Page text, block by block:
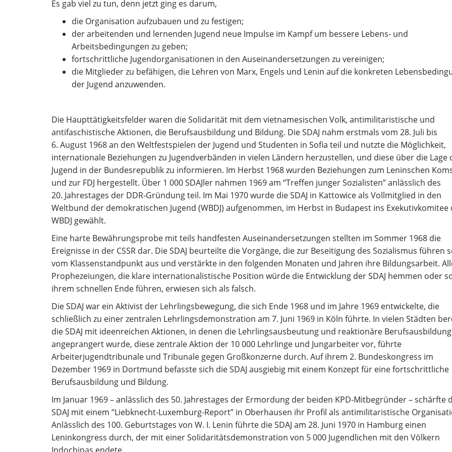
Es gab viel zu tun, denn jetzt ging es darum,
die Organisation aufzubauen und zu festigen;
der arbeitenden und lernenden Jugend neue Impulse im Kampf um bessere Lebens- und
Arbeitsbedingungen zu geben;
fortschrittliche Jugendorganisationen in den Auseinandersetzungen zu vereinigen;
die Mitglieder zu befähigen, die Lehren von Marx, Engels und Lenin auf die konkreten
der Jugend anzuwenden.
Die Haupttätigkeitsfelder waren die Solidarität mit dem vietnamesischen Volk, antimilitaristische und
antifaschistische Aktionen, die Berufsausbildung und Bildung. Die SDAJ nahm erstmals vom 28. Juli bis
6. August 1968 an den Weltfestspielen der Jugend und Studenten in Sofia teil und nutzte die Möglichkeit,
internationale Beziehungen zu Jugendverbänden in vielen Ländern herzustellen, und diese über die Lage
Jugend in der Bundesrepublik zu informieren. Im Herbst 1968 wurden Beziehungen zum Leninschen
und zur FDJ hergestellt. Über 1 000 SDAJler nahmen 1969 am “Treffen junger Sozialisten” anlässlich des
20. Jahrestages der DDR-Gründung teil. Im Mai 1970 wurde die SDAJ in Kattowice als Vollmitglied in den
Weltbund der demokratischen Jugend (WBDJ) aufgenommen, im Herbst in Budapest ins Exekutivkomitee
WBDJ gewählt.
Eine harte Bewährungsprobe mit teils handfesten Auseinandersetzungen stellten im Sommer 1968 die
Ereignisse in der CSSR dar. Die SDAJ beurteilte die Vorgänge, die zur Beseitigung des Sozialismus führen
vom Klassenstandpunkt aus und verstärkte in den folgenden Monaten und Jahren ihre Bildungsarbeit.
Prophezeiungen, die klare internationalistische Position würde die Entwicklung der SDAJ hemmen oder
ihrem schnellen Ende führen, erwiesen sich als falsch.
Die SDAJ war ein Aktivist der Lehrlingsbewegung, die sich Ende 1968 und im Jahre 1969 entwickelte, die
schließlich zu einer zentralen Lehrlingsdemonstration am 7. Juni 1969 in Köln führte. In vielen Städten
die SDAJ mit ideenreichen Aktionen, in denen die Lehrlingsausbeutung und reaktionäre Berufsausbildung
angeprangert wurde, diese zentrale Aktion der 10 000 Lehrlinge und Jungarbeiter vor, führte
Arbeiterjugendtribunale und Tribunale gegen Großkonzerne durch. Auf ihrem 2. Bundeskongress im
Dezember 1969 in Dortmund befasste sich die SDAJ ausgiebig mit einem Konzept für eine fortschrittliche
Berufsausbildung und Bildung.
Im Januar 1969 – anlässlich des 50. Jahrestages der Ermordung der beiden KPD-Mitbegründer – schärfte
SDAJ mit einem “Liebknecht-Luxemburg-Report” in Oberhausen ihr Profil als antimilitaristische
Anlässlich des 100. Geburtstages von W. I. Lenin führte die SDAJ am 28. Juni 1970 in Hamburg einen
Leninkongress durch, der mit einer Solidaritätsdemonstration von 5 000 Jugendlichen mit den Völkern